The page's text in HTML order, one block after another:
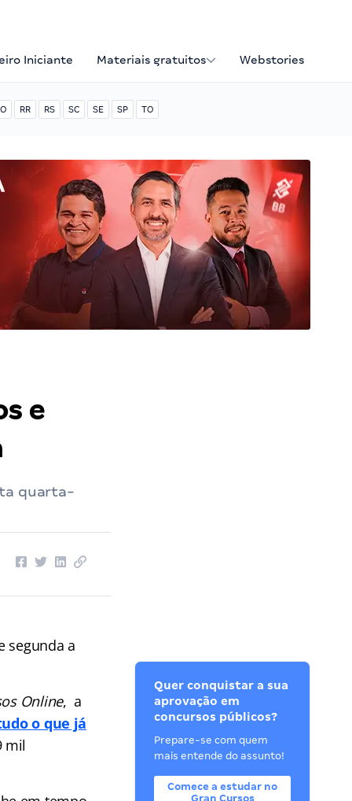
Iniciante Materiais gratuitos Webstories
RR RS SC SE SP TO
e
quarta-
segunda a
Online, a
o que já
mil
Quer conquistar a sua
aprovação em
concursos públicos?
Prepare-se com quem
mais entende do assunto!
Comece a estudar no
Gran Cursos